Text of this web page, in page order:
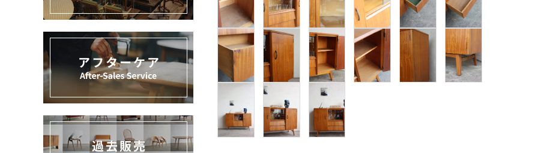
ACCOUNT MENU
ようこそ ゲスト 様
ログイン person 新規会員登録